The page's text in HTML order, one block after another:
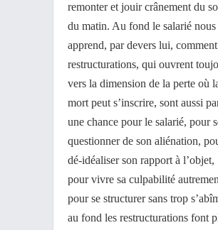
remonter et jouir crânement du
du matin. Au fond le salarié nous
apprend, par devers lui,
restructurations, qui ouvrent
vers la dimension de la perte où
mort peut s’inscrire, sont aussi
une chance pour le salarié, pour
questionner de son aliénation,
dé-idéaliser son rapport à l’objet,
pour vivre sa culpabilité
pour se structurer sans trop
au fond les restructurations font